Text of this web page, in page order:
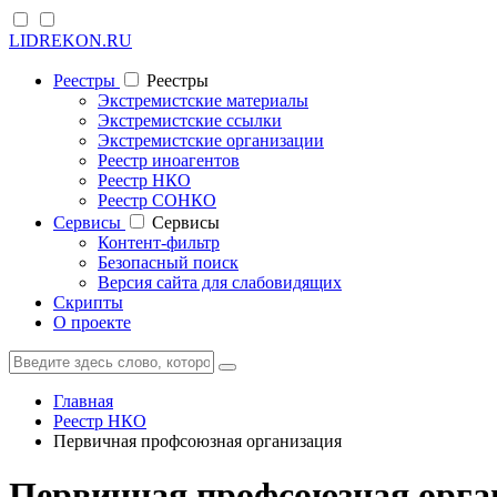
LIDREKON.RU
Реестры
Реестры
Экстремистские материалы
Экстремистские ссылки
Экстремистские организации
Реестр иноагентов
Реестр НКО
Реестр СОНКО
Cервисы
Cервисы
Контент-фильтр
Безопасный поиск
Версия сайта для слабовидящих
Скрипты
О проекте
Главная
Реестр НКО
Первичная профсоюзная организация